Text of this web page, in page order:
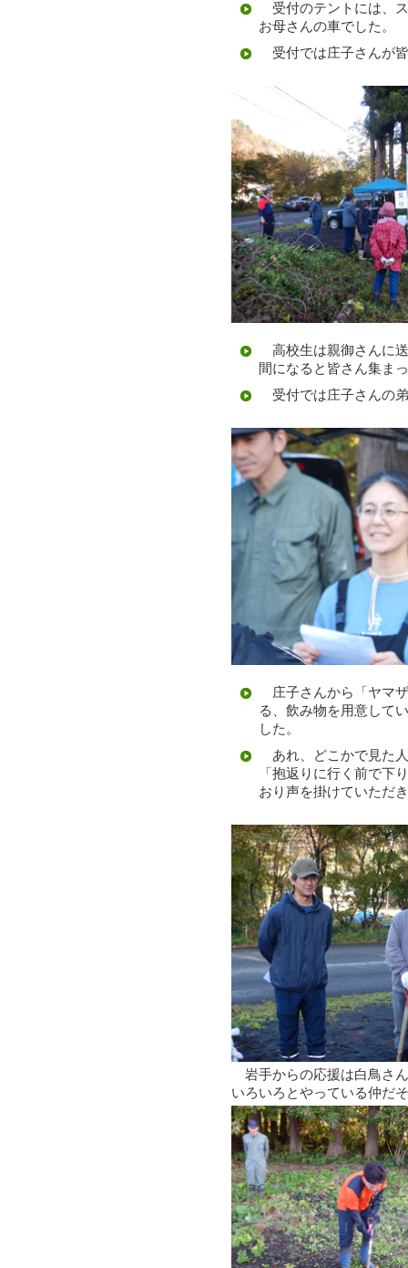
受付のテントには、
お母さんの車でした。
受付では庄子さんが
高校生は親御さんに
間になると皆さん集ま
受付では庄子さんの
庄子さんから「ヤマ
る、飲み物を用意して
した。
あれ、どこかで見た
「抱返りに行く前で下
おり声を掛けていただ
岩手からの応援は白鳥さ
いろいろとやっている仲だ